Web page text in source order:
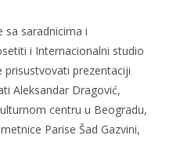
sa saradnicima i
i Internacionalni studio
prisustvovati prezentaciji
Aleksandar Dragović,
centru u Beogradu,
Parise Šad Gazvini,